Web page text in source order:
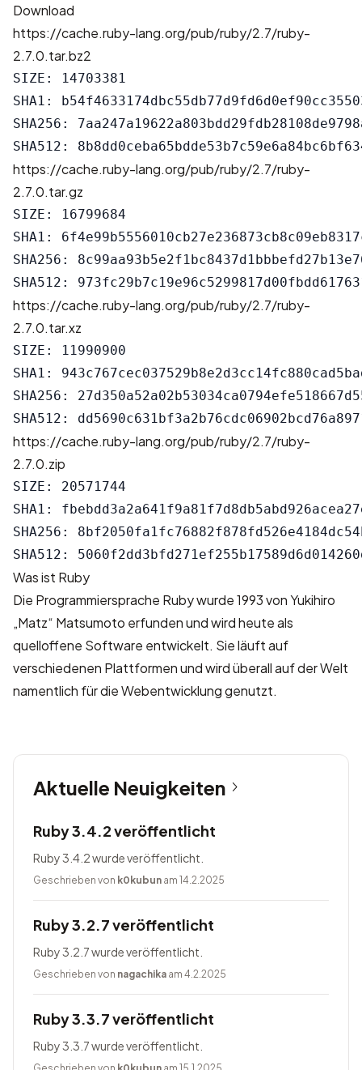
Download
https://cache.ruby-lang.org/pub/ruby/2.7/ruby-
2.7.0.tar.bz2
SIZE: 14703381
SHA1:
SHA256:
https://cache.ruby-lang.org/pub/ruby/2.7/ruby-
2.7.0.tar.gz
SIZE: 16799684
SHA1:
SHA256:
https://cache.ruby-lang.org/pub/ruby/2.7/ruby-
2.7.0.tar.xz
SIZE: 11990900
SHA1:
SHA256:
https://cache.ruby-lang.org/pub/ruby/2.7/ruby-
2.7.0.zip
SIZE: 20571744
SHA1:
SHA256:
Was ist Ruby
Die Programmiersprache Ruby wurde 1993 von Yukihiro
„Matz“ Matsumoto erfunden und wird heute als
quelloffene Software entwickelt. Sie läuft auf
verschiedenen Plattformen und wird überall auf der Welt
namentlich für die Webentwicklung genutzt.
Aktuelle Neuigkeiten
Ruby 3.4.2 veröffentlicht
Ruby 3.4.2 wurde veröffentlicht.
Geschrieben von k0kubun am 14.2.2025
Ruby 3.2.7 veröffentlicht
Ruby 3.2.7 wurde veröffentlicht.
Geschrieben von nagachika am 4.2.2025
Ruby 3.3.7 veröffentlicht
Ruby 3.3.7 wurde veröffentlicht.